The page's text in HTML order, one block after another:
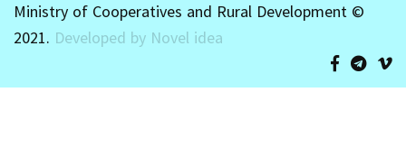
Ministry of Cooperatives and Rural Development ©
2021. Developed by Novel idea